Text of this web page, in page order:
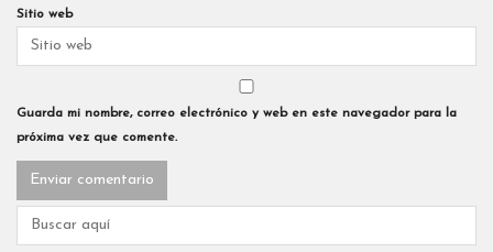
Sitio web
Guarda mi nombre, correo electrónico y web en este navegador para la
próxima vez que comente.